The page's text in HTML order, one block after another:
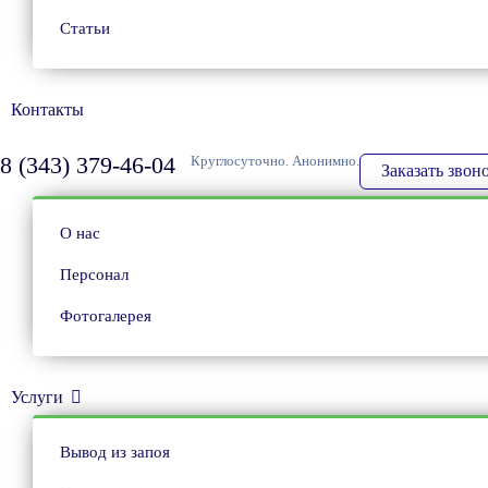
Статьи
Контакты
8 (343) 379-46-04 Круглосуточно. Анонимно.
Заказать
О нас
Персонал
Фотогалерея
Услуги
Вывод из запоя